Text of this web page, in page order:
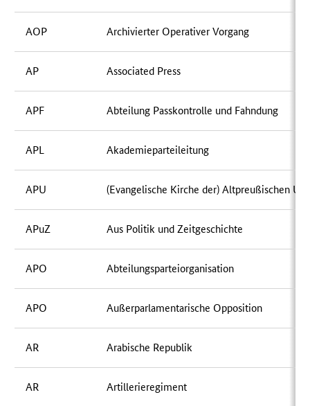
AOP Archivierter Operativer Vorgang
AP Associated Press
APF Abteilung Passkontrolle und Fahndung
APL Akademieparteileitung
APU (Evangelische Kirche der) Altpreußischen
APuZ Aus Politik und Zeitgeschichte
APO Abteilungsparteiorganisation
APO Außerparlamentarische Opposition
AR Arabische Republik
AR Artillerieregiment